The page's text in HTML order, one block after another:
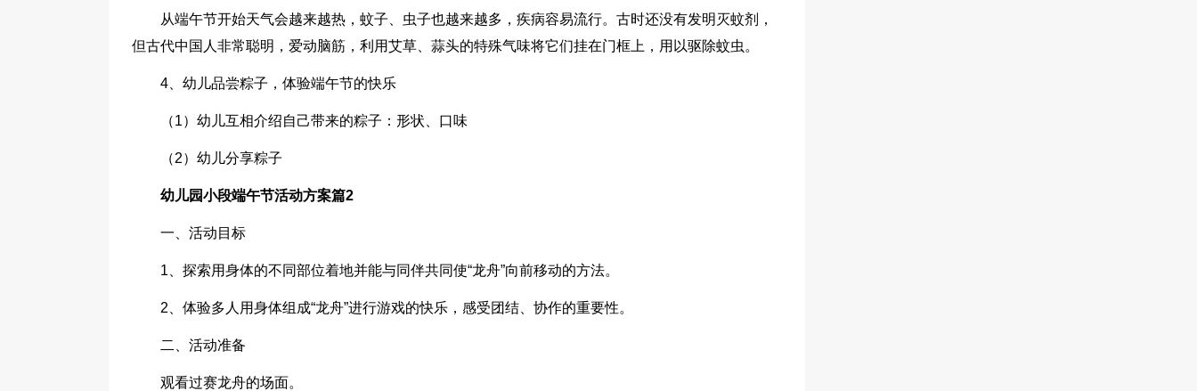
从端午节开始天气会越来越热，蚊子、虫子也越来越多，疾病容易流行。古时还没有发明灭蚊剂，
但古代中国人非常聪明，爱动脑筋，利用艾草、蒜头的特殊气味将它们挂在门框上，用以驱除蚊虫。
4、幼儿品尝粽子，体验端午节的快乐
（1）幼儿互相介绍自己带来的粽子：形状、口味
（2）幼儿分享粽子
幼儿园小段端午节活动方案篇2
一、活动目标
1、探索用身体的不同部位着地并能与同伴共同使“龙舟”向前移动的方法。
2、体验多人用身体组成“龙舟”进行游戏的快乐，感受团结、协作的重要性。
二、活动准备
观看过赛龙舟的场面。